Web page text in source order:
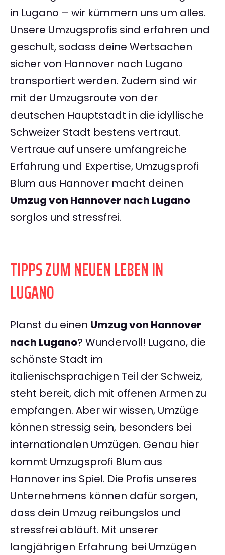
in Lugano – wir kümmern uns um alles.
Unsere Umzugsprofis sind erfahren und
geschult, sodass deine Wertsachen
sicher von Hannover nach Lugano
transportiert werden. Zudem sind wir
mit der Umzugsroute von der
deutschen Hauptstadt in die idyllische
Schweizer Stadt bestens vertraut.
Vertraue auf unsere umfangreiche
Erfahrung und Expertise, Umzugsprofi
Blum aus Hannover macht deinen
Umzug von Hannover nach Lugano
sorglos und stressfrei.
TIPPS ZUM NEUEN LEBEN IN
LUGANO
Planst du einen Umzug von Hannover
nach Lugano? Wundervoll! Lugano, die
schönste Stadt im
italienischsprachigen Teil der Schweiz,
steht bereit, dich mit offenen Armen zu
empfangen. Aber wir wissen, Umzüge
können stressig sein, besonders bei
internationalen Umzügen. Genau hier
kommt Umzugsprofi Blum aus
Hannover ins Spiel. Die Profis unseres
Unternehmens können dafür sorgen,
dass dein Umzug reibungslos und
stressfrei abläuft. Mit unserer
langjährigen Erfahrung bei Umzügen